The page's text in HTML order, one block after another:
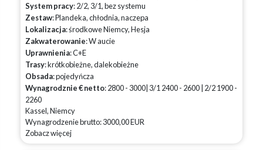
System pracy: 2/2, 3/1, bez systemu
Zestaw: Plandeka, chłodnia, naczepa
Lokalizacja: środkowe Niemcy, Hesja
Zakwaterowanie: W aucie
Uprawnienia: C+E
Trasy: krótkobieżne, dalekobieżne
Obsada: pojedyńcza
Wynagrodznie € netto: 2800 - 3000| 3/1 2400 - 2600 | 2/2 1900 -
2260
Kassel, Niemcy
Wynagrodzenie brutto: 3000,00 EUR
Zobacz więcej